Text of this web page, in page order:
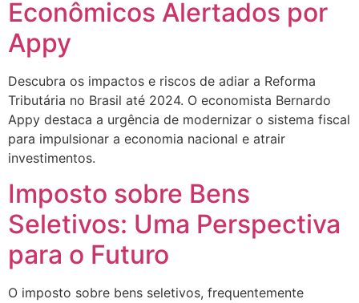
Econômicos Alertados por
Appy
Descubra os impactos e riscos de adiar a Reforma
Tributária no Brasil até 2024. O economista Bernardo
Appy destaca a urgência de modernizar o sistema fiscal
para impulsionar a economia nacional e atrair
investimentos.
Imposto sobre Bens
Seletivos: Uma Perspectiva
para o Futuro
O imposto sobre bens seletivos, frequentemente